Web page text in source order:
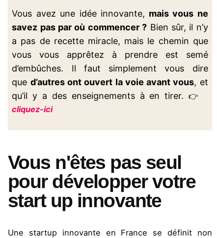
Vous avez une idée innovante, mais vous ne
savez pas par où commencer ? Bien sûr, il n’y
a pas de recette miracle, mais le chemin que
vous vous apprêtez à prendre est semé
d’embûches. Il faut simplement vous dire
que d’autres ont ouvert la voie avant vous, et
qu’il y a des enseignements à en tirer. 👉
cliquez-ici
Vous n'êtes pas seul
pour développer votre
start up innovante
Une startup innovante en France se définit non